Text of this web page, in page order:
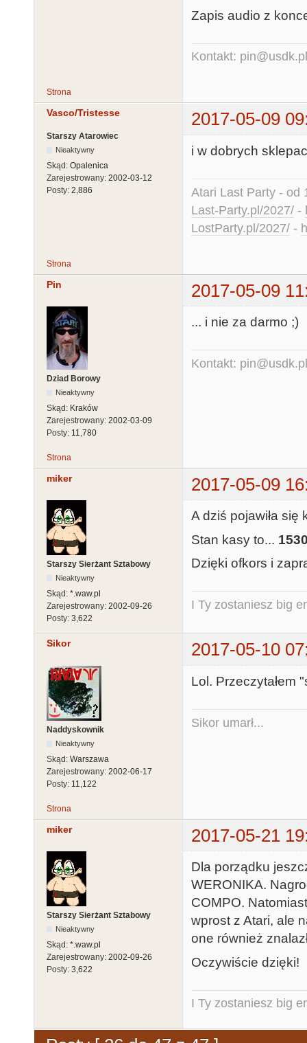
Zapis audio z
Kontakt: pin@usdk.pl
Strona
Vasco/Tristesse 2017-05-09
Starszy Atarowiec
Nieaktywny
Skąd: Opalenica
Zarejestrowany: 2002-03-12
Posty: 2,886
i w dobrych
Atari Last Party - od
Last-Party.pl/2027/ -
LostParty.pl/2027/ -
Strona
Pin 2017-05-09
Dziad Borowy
Nieaktywny
Skąd: Kraków
Zarejestrowany: 2002-03-09
Posty: 11,780
... i nie za darmo ;)
Kontakt: pin@usdk.pl
Strona
miker 2017-05-09
Starszy Sierżant Sztabowy
Nieaktywny
Skąd: *.waw.pl
Zarejestrowany: 2002-09-26
Posty: 3,622
A dziś pojawiła
Stan kasy to...
Dzięki ofkors i
I Ty zostaniesz big
Sikor 2017-05-10
Naddyskownik
Nieaktywny
Skąd: Warszawa
Zarejestrowany: 2002-06-17
Posty: 11,122
Lol. Przeczytałem
Sikor umarł...
Strona
miker 2017-05-21
Starszy Sierżant Sztabowy
Nieaktywny
Skąd: *.waw.pl
Zarejestrowany: 2002-09-26
Posty: 3,622
Dla porządku
WERONIKA.
COMPO.
wprost z Atari, ale
one również
Oczywiście dzięki!
I Ty zostaniesz big